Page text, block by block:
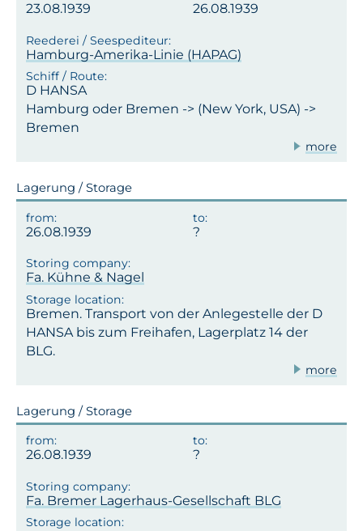
23.08.1939 26.08.1939
Hamburg-Amerika-Linie (HAPAG)
D HANSA
Hamburg oder Bremen -> (New York, USA) ->
Bremen
more
Lagerung / Storage
26.08.1939
Fa. Kühne & Nagel
Bremen. Transport von der Anlegestelle der D
HANSA bis zum Freihafen, Lagerplatz 14 der
BLG.
more
Lagerung / Storage
26.08.1939
Fa. Bremer Lagerhaus-Gesellschaft BLG